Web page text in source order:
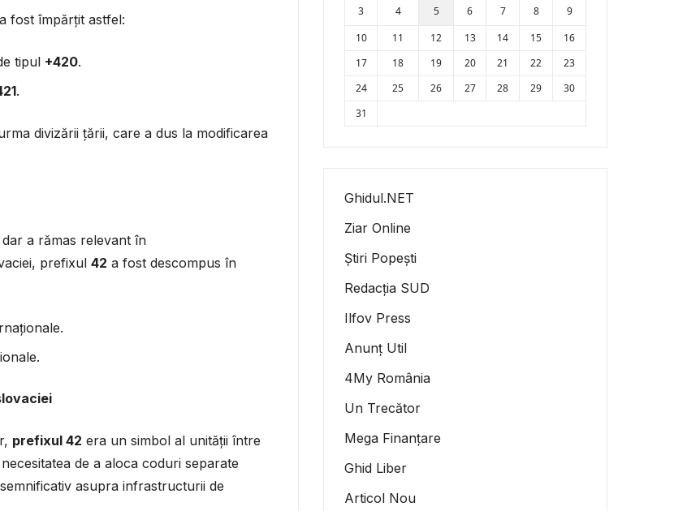
a fost împărțit astfel:
tipul +420.
.
divizării țării, care a dus la modificarea
a rămas relevant în
prefixul 42 a fost descompus în
prefixul 42 era un simbol al unității între
de a aloca coduri separate
asupra infrastructurii de
3
4 5 6 7 8
9
10
11 12 13 14 15
16
17
18 19 20 21 22
23
24
25 26 27 28 29
30
31
Ghidul.NET
Ziar Online
Știri Popești
Redacția SUD
Ilfov Press
Anunț Util
4My România
Un Trecător
Mega Finanțare
Ghid Liber
Articol Nou